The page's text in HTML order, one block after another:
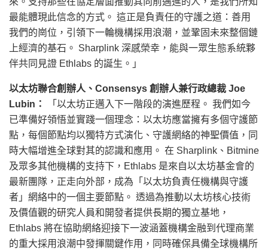
最能體現此信念的方式。 這正是負責任的守護之道：善用
我們的崗位，引領下一輪機構採用浪潮，並鞏固未來整個鏈
上經濟的基石。 Sharplink 深感榮幸，能與一眾生態系統夥
伴共同見證 Ethlabs 的誕生。」
以太坊聯合創辦人、Consensys 創辦人兼行政總裁 Joe
Lubin：
「以太坊正邁入下一階段的演進歷程。 我們如今
已準備好領悟並實踐一個理念：以太坊應當擁有多個守護節
點，每個節點均以獨特方式演化、守護網絡的神聖價值，同
時大幅增進全球對其的認識和應用。 在 Sharplink、Bitmine
及眾多其他機構的支持下，Ethlabs 是來自以太坊基金會的
最新團隊，正走向外部，成為「以太坊負責任機構與守護
者」網絡中的一個主要節點。 透過為推動以太坊核心技術
及價值觀的研究人員和開發者提供長期的獨立基地，
Ethlabs 將在協助網絡迎接下一波涵蓋機構金融到代理商業
的重大採用浪潮中發揮關鍵作用，同時確保具備全球機構所